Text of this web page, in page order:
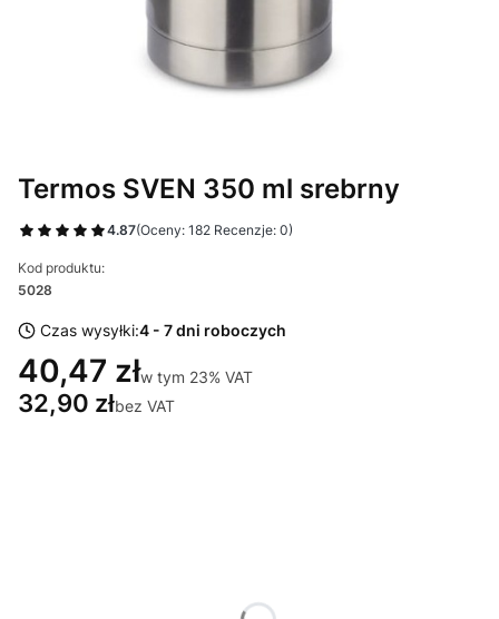
Termos SVEN 350 ml srebrny
4.87(Oceny: 182 Recenzje: 0)
Kod produktu:
5028
Czas wysyłki:4 - 7 dni roboczych
40,47 złw tym 23% VAT
w tym 23% VAT
32,90 złbez VAT